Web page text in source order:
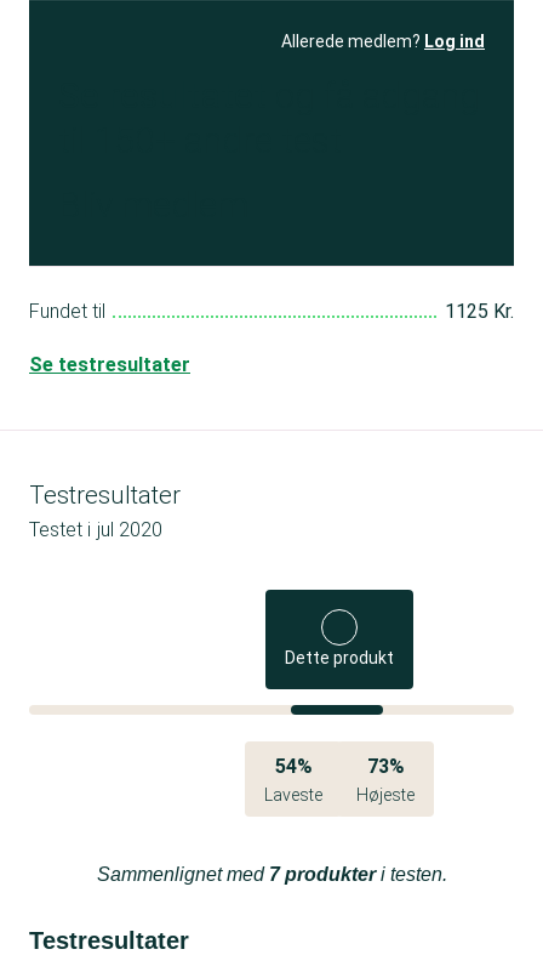
Allerede medlem? Log ind
Fundet til 1125 Kr.
Se testresultater
Testresultater
Testet i jul 2020
Dette produkt
54%
Laveste
73%
Højeste
Sammenlignet med 7 produkteri testen.
Testresultater